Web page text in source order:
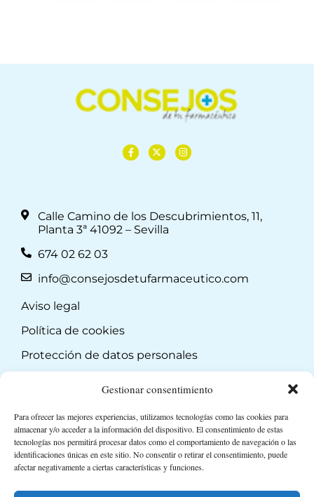
Gestionar consentimiento
Para ofrecer las mejores experiencias, utilizamos tecnologías como las cookies para
almacenar y/o acceder a la información del dispositivo. El consentimiento de estas
tecnologías nos permitirá procesar datos como el comportamiento de navegación o las
identificaciones únicas en este sitio. No consentir o retirar el consentimiento, puede
afectar negativamente a ciertas características y funciones.
Calle Camino de los Descubrimientos, 11,
Planta 3ª 41092 – Sevilla
674 02 62 03
info@consejosdetufarmaceutico.com
Aviso legal
Política de cookies
Protección de datos personales